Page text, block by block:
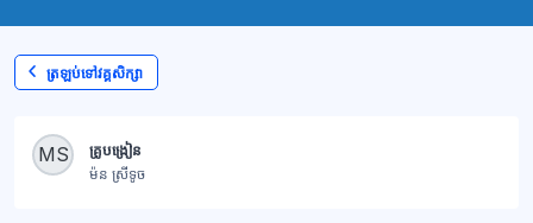
ត្រឡប់ទៅវគ្គសិក្សា
ប្លុក MS
គ្រូបង្រៀន
ម៉ន ស្រីទូច